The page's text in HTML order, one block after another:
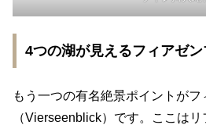
4つの湖が見えるフィアゼン
もう一つの有名絶景ポイントがフ
（Vierseenblick）です。ここは